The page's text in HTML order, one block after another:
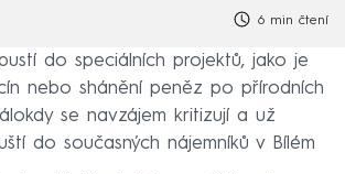
6 min čtení
do speciálních projektů, jako je
nebo shánění peněz po přírodních
se navzájem kritizují a už
do současných nájemníků v Bílém